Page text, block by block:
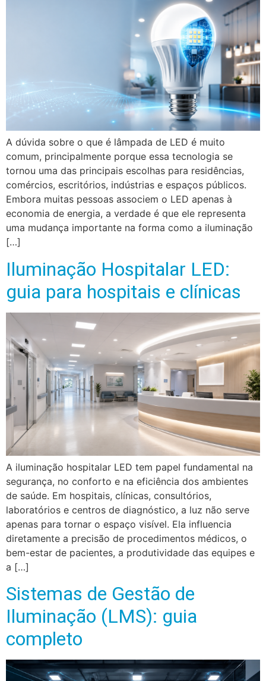
A dúvida sobre o que é lâmpada de LED é muito
comum, principalmente porque essa tecnologia se
tornou uma das principais escolhas para residências,
comércios, escritórios, indústrias e espaços públicos.
Embora muitas pessoas associem o LED apenas à
economia de energia, a verdade é que ele representa
uma mudança importante na forma como a iluminação
[…]
Iluminação Hospitalar LED:
guia para hospitais e clínicas
A iluminação hospitalar LED tem papel fundamental na
segurança, no conforto e na eficiência dos ambientes
de saúde. Em hospitais, clínicas, consultórios,
laboratórios e centros de diagnóstico, a luz não serve
apenas para tornar o espaço visível. Ela influencia
diretamente a precisão de procedimentos médicos, o
bem-estar de pacientes, a produtividade das equipes e
a […]
Sistemas de Gestão de
Iluminação (LMS): guia
completo